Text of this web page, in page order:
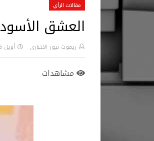
مقالات الرأي
العشق الأسود
ريموت نيوز الاخباري أبريل 05, 2022
مشاهدات